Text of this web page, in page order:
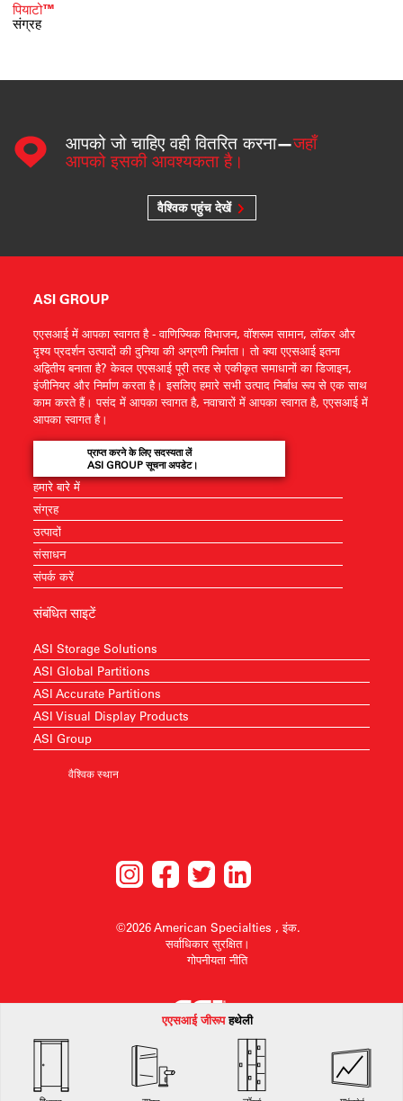
पियाटो™
संग्रह
आपको जो चाहिए वही वितरित करना—जहाँ
आपको इसकी आवश्यकता है।
वैश्विक पहुंच देखें
एएसआई जीरूप हथेली
ASI GROUP
एएसआई में आपका स्वागत है - वाणिज्यिक विभाजन, वॉशरूम सामान, लॉकर और
दृश्य प्रदर्शन उत्पादों की दुनिया की अग्रणी निर्माता। तो क्या एएसआई इतना
अद्वितीय बनाता है? केवल एएसआई पूरी तरह से एकीकृत समाधानों का डिजाइन,
इंजीनियर और निर्माण करता है। इसलिए हमारे सभी उत्पाद निर्बाध रूप से एक साथ
काम करते हैं। पसंद में आपका स्वागत है, नवाचारों में आपका स्वागत है, एएसआई में
आपका स्वागत है।
प्राप्त करने के लिए सदस्यता लें
ASI GROUP सूचना अपडेट।
हमारे बारे में
संग्रह
उत्पादों
संसाधन
संपर्क करें
संबंधित साइटें
ASI Storage Solutions
ASI Global Partitions
ASI Accurate Partitions
ASI Visual Display Products
ASI Group
वैश्विक स्थान
©2026 American Specialties , इंक.
सर्वाधिकार सुरक्षित।
गोपनीयता नीति
American Specialties, Inc. बिना किसी सूचना के डिज़ाइन परिवर्तन करने या किसी भी डिज़ाइन को
वापस लेने का अधिकार सुरक्षित रखता है।